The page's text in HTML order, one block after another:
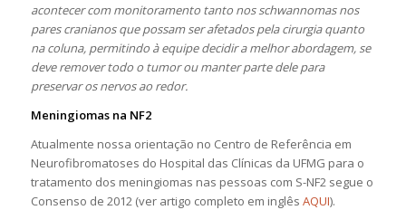
acontecer com monitoramento tanto nos schwannomas nos
pares cranianos que possam ser afetados pela cirurgia quanto
na coluna, permitindo à equipe decidir a melhor abordagem, se
deve remover todo o tumor ou manter parte dele para
preservar os nervos ao redor.
Meningiomas na NF2
Atualmente nossa orientação no Centro de Referência em
Neurofibromatoses do Hospital das Clínicas da UFMG para o
tratamento dos meningiomas nas pessoas com S-NF2 segue o
Consenso de 2012 (ver artigo completo em inglês AQUI).